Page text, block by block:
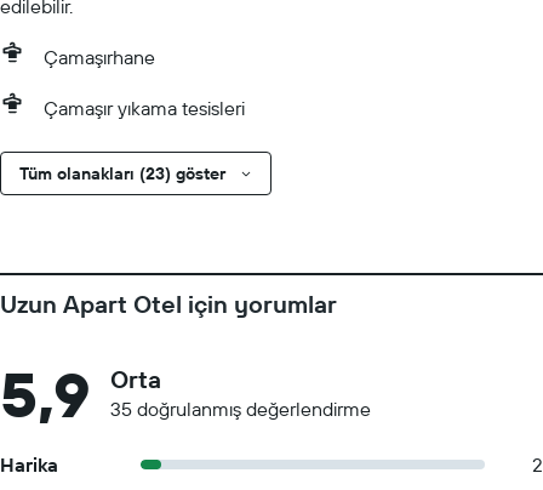
edilebilir.
Çamaşırhane
Çamaşır yıkama tesisleri
Tüm olanakları (23) göster
Uzun Apart Otel için yorumlar
5,9 Orta
35 doğrulanmış değerlendirme
Harika
2